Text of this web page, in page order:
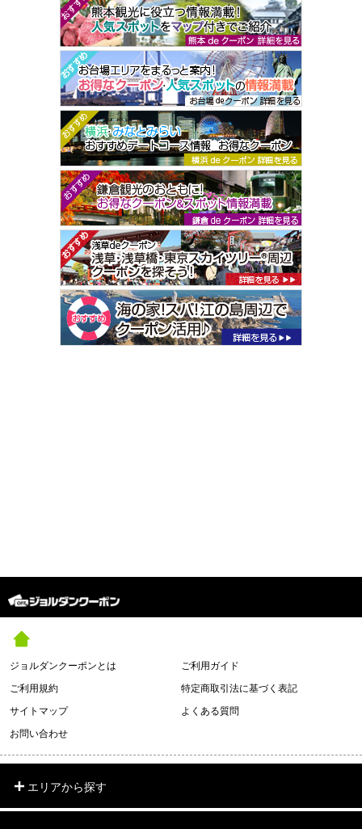
ジョルダンクーポンとは
ご利用ガイド
ご利用規約
特定商取引法に基づく表記
サイトマップ
よくある質問
お問い合わせ
エリアから探す